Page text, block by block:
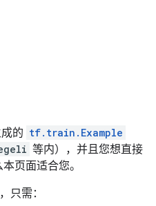
的 tf.train.Example
等内），并且您想直接
页面适合您。
只需：